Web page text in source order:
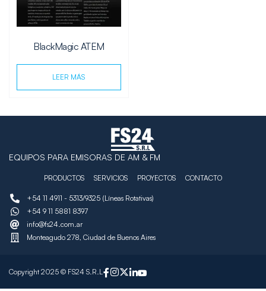
BlackMagic ATEM
LEER MÁS
EQUIPOS PARA EMISORAS DE AM & FM
PRODUCTOS SERVICIOS PROYECTOS CONTACTO
+54 11 4911 - 5313/9325 (Líneas Rotativas)
+54 9 11 5881 8397
info@fs24.com.ar
Monteagudo 278, Ciudad de Buenos Aires
Copyright 2025 © FS24 S.R.L